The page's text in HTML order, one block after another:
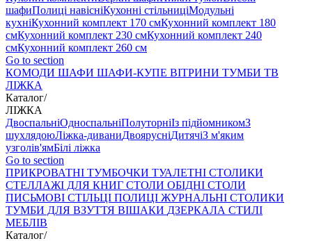
шафиПолиці навісніКухонні стільниціМодульні
кухніКухонний комплект 170 смКухонний комплект 180
смКухонний комплект 230 смКухонний комплект 240
смКухонний комплект 260 см
Go to section
КОМОДИ ШАФИ ШАФИ-КУПЕ ВІТРИНИ ТУМБИ ТВ
ЛІЖКА
Каталог/
ЛІЖКА
ДвоспальніОдноспальніПолуторніІз підйомникомЗ
шухлядоюЛіжка-диваниДвоярусніДитячіЗ м'яким
узголів'ямБілі ліжка
Go to section
ПРИКРОВАТНІ ТУМБОЧКИ ТУАЛЕТНІ СТОЛИКИ
СТЕЛЛАЖІ ДЛЯ КНИГ СТОЛИ ОБІДНІ СТОЛИ
ПИСЬМОВІ СТІЛЬЦI ПОЛИЦІ ЖУРНАЛЬНІ СТОЛИКИ
ТУМБИ ДЛЯ ВЗУТТЯ ВІШАКИ ДЗЕРКАЛА СТИЛІ
МЕБЛІВ
Каталог/